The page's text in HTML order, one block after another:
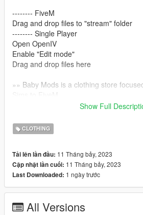
-------- FiveM
Drag and drop files to "stream" folder
-------- Single Player
Open OpenIV
Enable "Edit mode"
Drag and drop files here
»» Baby Mods is a clothing store
»»This hair model was first made for the
»» discord.gg/yeterli ««
»» Please join Discord for more and
Show Full
CLOTHING
Tải lên lần đầu: 11 Tháng bảy, 2023
Cập nhật lần cuối: 11 Tháng bảy, 2023
Last Downloaded: 1 ngày trước
All Versions